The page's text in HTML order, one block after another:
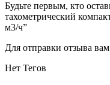
Будьте первым, кто
тахометрический
м3/ч”
Для отправки отзыва
Нет Тегов